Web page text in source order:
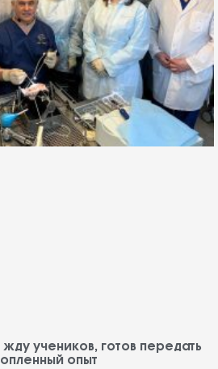
учеников, готов передать
опыт